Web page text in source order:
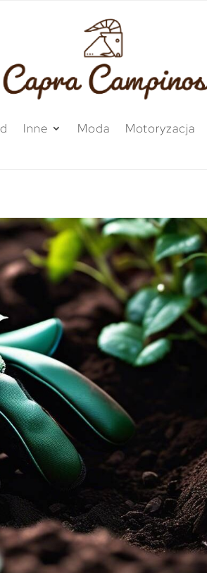
Inne Moda Motoryzacja